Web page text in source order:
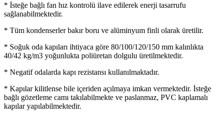
* İsteğe bağlı fan hız kontrolü ilave edilerek enerji tasarrufu
sağlanabilmektedir.
* Tüm kondenserler bakır boru ve alüminyum finli olarak üretilir.
* Soğuk oda kapıları ihtiyaca göre 80/100/120/150 mm kalınlıkta
40/42 kg/m3 yoğunlukta poliüretan dolgulu üretilmektedir.
* Negatif odalarda kapı rezistansı kullanılmaktadır.
* Kapılar kilitlense bile içeriden açılmaya imkan vermektedir. İsteğe
bağlı gözetleme camı takılabilmekte ve paslanmaz, PVC kaplamalı
kapılar yapılabilmektedir.